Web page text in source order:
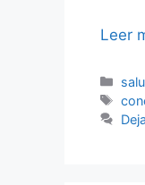
Leer